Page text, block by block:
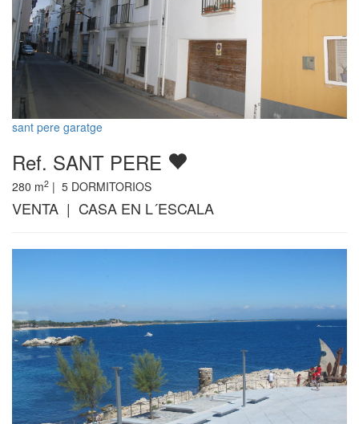
sant pere garatge
Ref. SANT PERE
280 m2 | 5 DORMITORIOS
VENTA | CASA EN L´ESCALA